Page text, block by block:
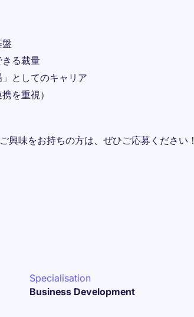
る裁量
としてのキャリア
を重視）
興味をお持ちの方は、ぜひご応募ください！
Specialisation
Business Development